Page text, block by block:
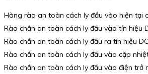
Hàng rào an toàn cách ly đầu vào hiện tại
Rào chắn an toàn cách ly đầu vào tín hiệu
Rào chắn an toàn cách ly đầu ra tín hiệu DC
Rào chắn an toàn cách ly đầu vào cặp
Rào chắn an toàn cách ly đầu vào điện trở